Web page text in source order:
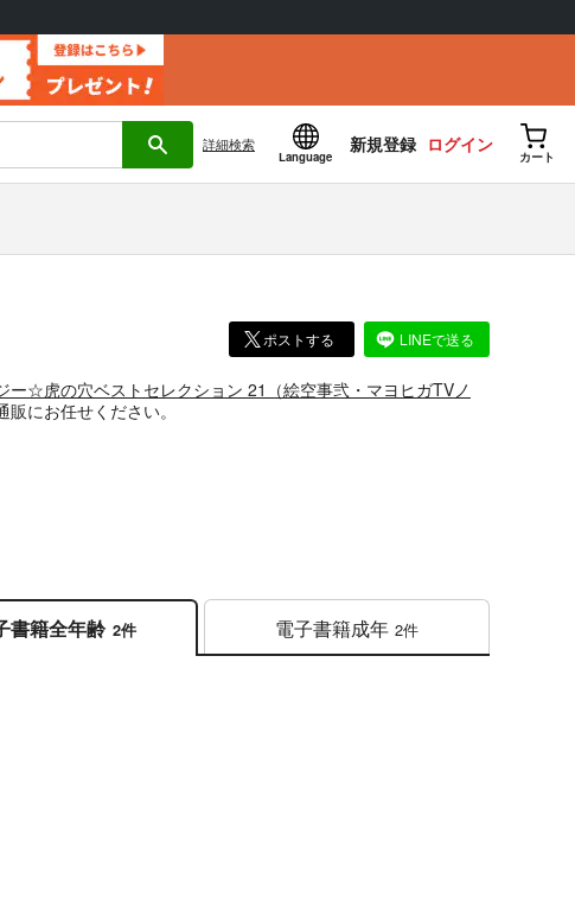
詳細検索
Language
新規登録 ログイン
カート
ポストする LINEで送る
ー☆虎の穴ベストセレクション 21（絵空事弐・マヨヒガTVノ
にお任せください。
書籍全年齢 2件 電子書籍成年 2件